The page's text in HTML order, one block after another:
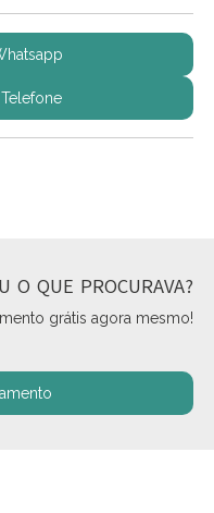
O QUE PROCURAVA?
grátis agora mesmo!